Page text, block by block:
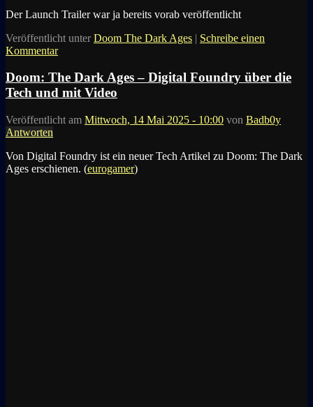
Der Launch Trailer war ja bereits vorab veröffentlicht
Veröffentlicht unter Doom The Dark Ages | Schreibe einen
Kommentar
Doom: The Dark Ages – Digital Foundry über die
Tech und mit Video
Veröffentlicht am Mittwoch, 14 Mai 2025 - 10:00 von Badb0y
Antworten
Von Digital Foundry ist ein neuer Tech Artikel zu Doom: The Dark
Ages erschienen. (eurogamer)